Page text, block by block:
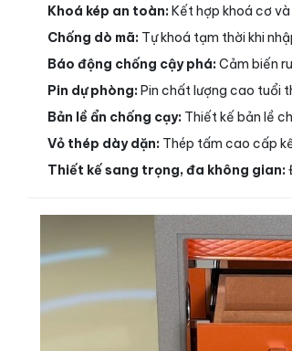
Khoá kép an toàn: Kết hợp khoá cơ
Chống dò mã: Tự khoá tạm thời khi
Báo động chống cậy phá: Cảm biến
Pin dự phòng: Pin chất lượng cao tuổi
Bản lề ẩn chống cạy: Thiết kế bản lề
Vỏ thép dày dặn: Thép tấm cao cấp
Thiết kế sang trọng, đa không gian: